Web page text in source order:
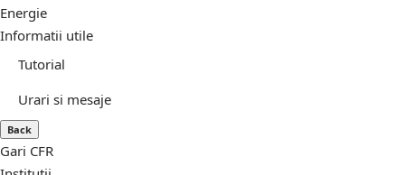
Energie
Informatii utile
Tutorial
Urari si mesaje
Back
Gari CFR